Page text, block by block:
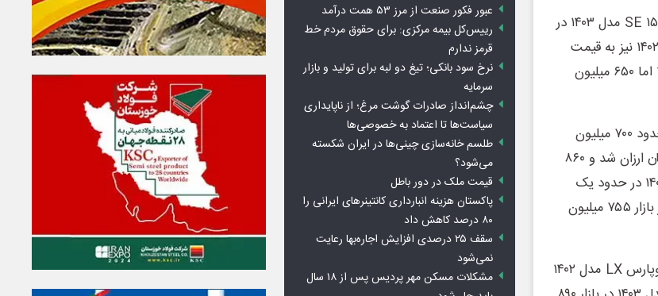
روند بازار خودرو در طول ۲۴ ساعت گذشته حاکی از آن است که پراید ۱۵۱ SE مدل ۱۴۰۳ در
بازار خودرو به قیمت ۳۶۰ میلیون تومان فروخته شد. پراید ۱۵۱ SE مدل ۱۴۰۲ نیز به قیمت
۳۴۵ میلیون تومان به فروش می‌رود. قیمت اطلس G دنده‌ای مدل ۱۴۰۳ اما ۶۵۰ میلیون
در این میان، قیمت پژو ۲۰۶ تیپ ۳ پانوراما مدل ۱۴۰۲ بدون تغییر، در حدود ۷۰۰ میلیون
تومان به فروش رفت. پژو۲۰۷ دنده‌ای TU۵ مدل ۱۴۰۴ اما ۱۰ میلیون تومان ارزان شد و ۸۶۰
میلیون تومان به فروش رفت. پژو ۲۰۷ پانوراما اتوماتیک TU۵P مدل ۱۴۰۴ در حدود یک
میلیارد و ۱۳۰ میلیون تومان به فروش رفت. پژو ۲۰۷ تیپ ۵ مدل ۱۴۰۲ در بازار ۷۵۵ میلیون
پژوپارس ELX-XU۷P مدل ۱۴۰۳ به قیمت ۹۸۰ میلیون تومان رسید. پژوپارس LX مدل ۱۴۰۲
عبور فکور صنعت از مرز ۵۳ همت درآمد
رییس‌کل بیمه مرکزی: برای حقوق مردم خط
قرمز ندارم
نرخ سود بانکی؛ تیغ دو لبه برای تولید و بازار
سرمایه
چشم‌انداز صادرات گوشت مرغ؛ از ناپایداری
سیاست‌ها تا اعتماد به خصوصی‌ها
طلسم خانه‌سازی چینی‌ها در ایران شکسته
می‌شود؟
قیمت ملک در دور باطل
پاکستان هزینه انبارداری کانتینرهای ایرانی را
۸۰ درصد کاهش داد
سقف ۲۵ درصدی افزایش اجاره‌بها رعایت
نمی‌شود
مشکلات مسکن مهر پردیس پس از ۱۸ سال